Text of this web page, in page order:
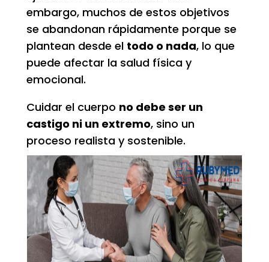
embargo, muchos de estos objetivos
se abandonan rápidamente porque se
plantean desde el todo o nada, lo que
puede afectar la salud física y
emocional.
Cuidar el cuerpo no debe ser un
castigo ni un extremo, sino un
proceso realista y sostenible.